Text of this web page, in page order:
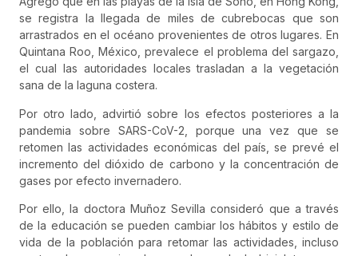
se registra la llegada de miles de cubrebocas que son
arrastrados en el océano provenientes de otros lugares. En
Quintana Roo, México, prevalece el problema del sargazo,
el cual las autoridades locales trasladan a la vegetación
sana de la laguna costera.
Por otro lado, advirtió sobre los efectos posteriores a la
pandemia sobre SARS-CoV-2, porque una vez que se
retomen las actividades económicas del país, se prevé el
incremento del dióxido de carbono y la concentración de
gases por efecto invernadero.
Por ello, la doctora Muñoz Sevilla consideró que a través
de la educación se pueden cambiar los hábitos y estilo de
vida de la población para retomar las actividades, incluso